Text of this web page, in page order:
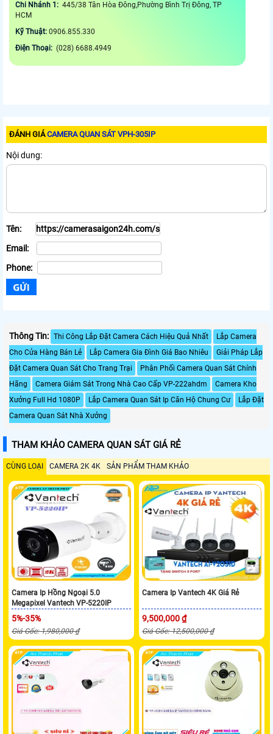
Chi Nhánh 1: 445/38 Tân Hòa Đông,Phường Bình Trị Đông, TP
HCM
Kỹ Thuật: 0906.855.330
Điện Thoại: (028) 6688.4949
ĐÁNH GIÁCAMERA QUAN SÁT VPH-305IP
Nội dung:
Tên:
Email:
Phone:
Thông Tin: Thi Công Lắp Đặt Camera Cách Hiệu Quả Nhất
Lắp Camera
Cho Cửa Hàng Bán Lẻ
Lắp Camera Gia Đình Giá Bao Nhiêu
Giải Pháp Lắp
Đặt Camera Quan Sát Cho Trang Trại
Phân Phối Camera Quan Sát Chính
Hãng
Camera Giám Sát Trong Nhà Cao Cấp VP-222ahdm
Camera Kho
Xưởng Full Hd 1080P
Lắp Camera Quan Sát Ip Căn Hộ Chung Cư
Lắp Đặt
Camera Quan Sát Nhà Xưởng
THAM KHẢO CAMERA QUAN SÁT GIÁ RẺ
CÙNG LOẠI CAMERA 2K 4K SẢN PHẨM THAM KHẢO
Camera Ip Hồng Ngoại 5.0
Megapixel Vantech VP-5220IP
5%-35%
Giá Gốc: 1,980,000 ₫
Camera Ip Vantech 4K Giá Rẻ
9,500,000 ₫
Giá Gốc: 12,500,000 ₫